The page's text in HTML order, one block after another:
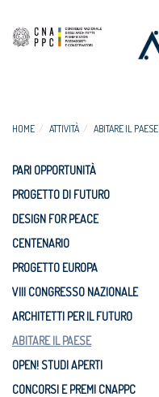
HOME ATTIVITÀ ABITARE IL PAESE
PARI OPPORTUNITÀ
PROGETTO DI FUTURO
DESIGN FOR PEACE
CENTENARIO
PROGETTO EUROPA
VIII CONGRESSO NAZIONALE
ARCHITETTI PER IL FUTURO
ABITARE IL PAESE
OPEN! STUDI APERTI
CONCORSI E PREMI CNAPPC